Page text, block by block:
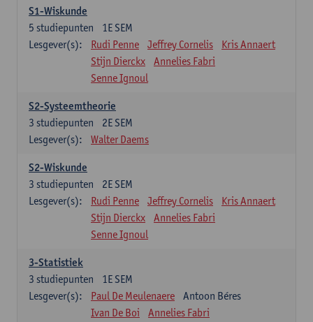
S1-Wiskunde
1E SEM
5 studiepunten
Lesgever(s):
Rudi Penne Jeffrey Cornelis
Kris Annaert
Stijn Dierckx
Annelies Fabri
Senne Ignoul
S2-Systeemtheorie
2E SEM
3 studiepunten
Lesgever(s):
Walter Daems
S2-Wiskunde
2E SEM
3 studiepunten
Lesgever(s):
Rudi Penne Jeffrey Cornelis
Kris Annaert
Stijn Dierckx
Annelies Fabri
Senne Ignoul
3-Statistiek
1E SEM
3 studiepunten
Lesgever(s):
Paul De Meulenaere
Antoon Béres
Ivan De Boi
Annelies Fabri